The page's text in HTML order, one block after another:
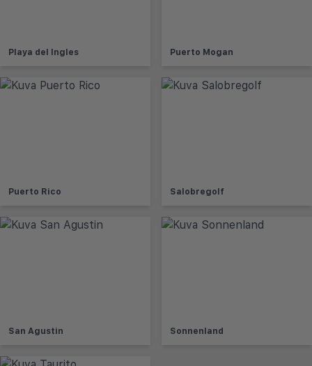
Playa del Ingles Puerto Mogan
Puerto Rico Salobregolf
San Agustin Sonnenland